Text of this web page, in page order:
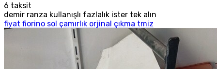
6 taksit
demir ranza kullanışlı fazlalık ister tek alın
fiyat fiorino sol çamırlık orjinal çıkma tmiz